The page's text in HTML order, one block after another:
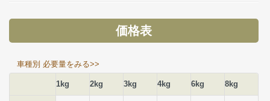
価格表
車種別 必要量をみる>>